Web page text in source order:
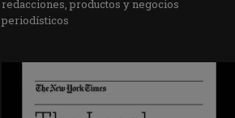
redacciones, productos y negocios
periodísticos